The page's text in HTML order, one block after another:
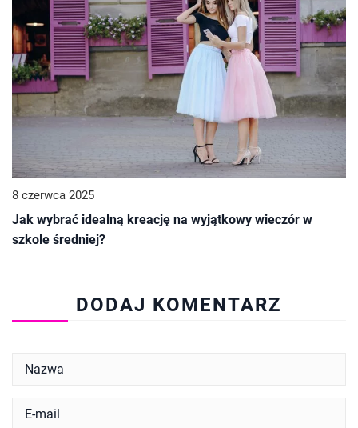
8 czerwca 2025
Jak wybrać idealną kreację na wyjątkowy wieczór w
szkole średniej?
DODAJ KOMENTARZ